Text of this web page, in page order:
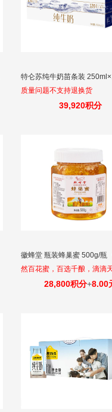
特仑苏纯牛奶苗条装
质量问题不支持退换货
39,920积分
徽蜂堂 瓶装蜂巢蜜 500g/瓶
然百花蜜，百选千酿，滴滴
28,800积分+8.00